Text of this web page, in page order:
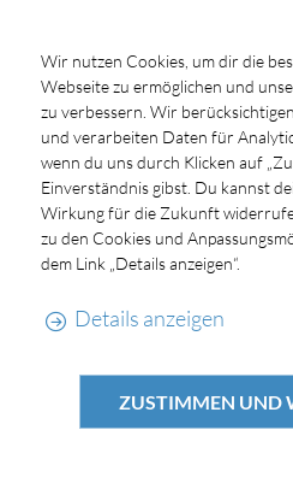
Wir nutzen Cookies, um dir die
Webseite zu ermöglichen und
zu verbessern. Wir
und verarbeiten Daten für
wenn du uns durch Klicken auf
Einverständnis gibst. Du kannst
Wirkung für die Zukunft
zu den Cookies und
dem Link „Details anzeigen“.
Details anzeigen
ZUSTIMMEN UND